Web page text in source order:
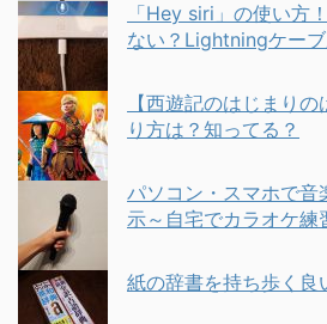
「Hey siri」の使い方
ない？Lightningケー
【西遊記のはじまり
り方は？知ってる？
パソコン・スマホで音
示～自宅でカラオケ練
紙の辞書を持ち歩く良